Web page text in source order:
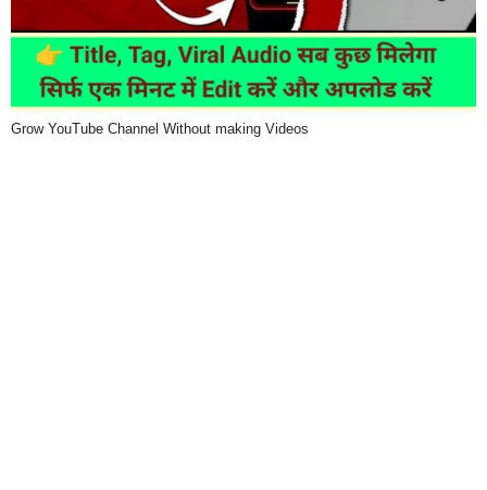
Grow YouTube Channel Without making Videos